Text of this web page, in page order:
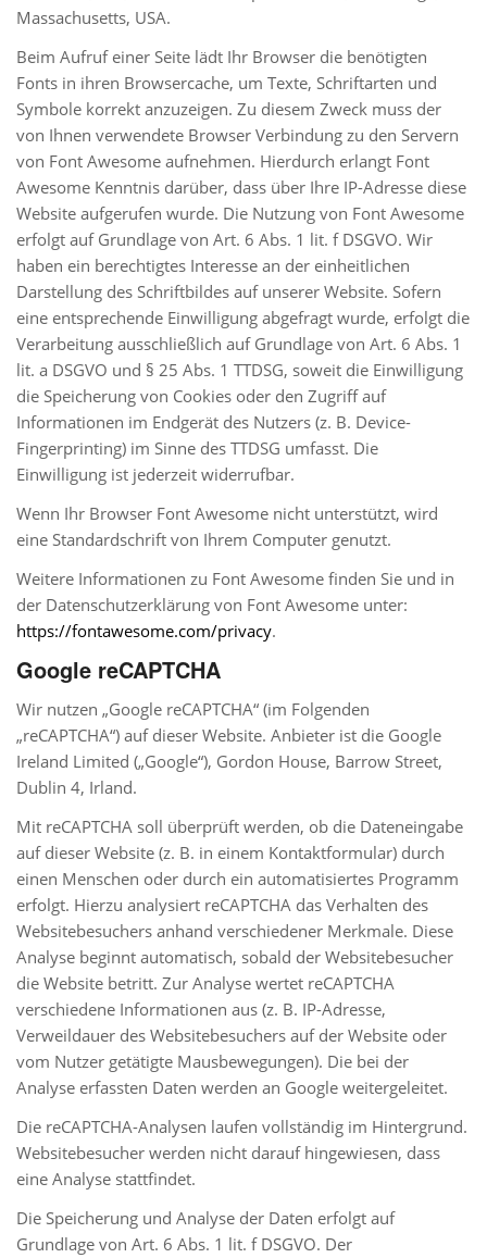
Massachusetts, USA.
Beim Aufruf einer Seite lädt Ihr Browser die benötigten
Fonts in ihren Browsercache, um Texte, Schriftarten und
Symbole korrekt anzuzeigen. Zu diesem Zweck muss der
von Ihnen verwendete Browser Verbindung zu den Servern
von Font Awesome aufnehmen. Hierdurch erlangt Font
Awesome Kenntnis darüber, dass über Ihre IP-Adresse diese
Website aufgerufen wurde. Die Nutzung von Font Awesome
erfolgt auf Grundlage von Art. 6 Abs. 1 lit. f DSGVO. Wir
haben ein berechtigtes Interesse an der einheitlichen
Darstellung des Schriftbildes auf unserer Website. Sofern
eine entsprechende Einwilligung abgefragt wurde, erfolgt die
Verarbeitung ausschließlich auf Grundlage von Art. 6 Abs. 1
lit. a DSGVO und § 25 Abs. 1 TTDSG, soweit die Einwilligung
die Speicherung von Cookies oder den Zugriff auf
Informationen im Endgerät des Nutzers (z. B. Device-
Fingerprinting) im Sinne des TTDSG umfasst. Die
Einwilligung ist jederzeit widerrufbar.
Wenn Ihr Browser Font Awesome nicht unterstützt, wird
eine Standardschrift von Ihrem Computer genutzt.
Weitere Informationen zu Font Awesome finden Sie und in
der Datenschutzerklärung von Font Awesome unter:
https://fontawesome.com/privacy.
Google reCAPTCHA
Wir nutzen „Google reCAPTCHA“ (im Folgenden
„reCAPTCHA“) auf dieser Website. Anbieter ist die Google
Ireland Limited („Google“), Gordon House, Barrow Street,
Dublin 4, Irland.
Mit reCAPTCHA soll überprüft werden, ob die Dateneingabe
auf dieser Website (z. B. in einem Kontaktformular) durch
einen Menschen oder durch ein automatisiertes Programm
erfolgt. Hierzu analysiert reCAPTCHA das Verhalten des
Websitebesuchers anhand verschiedener Merkmale. Diese
Analyse beginnt automatisch, sobald der Websitebesucher
die Website betritt. Zur Analyse wertet reCAPTCHA
verschiedene Informationen aus (z. B. IP-Adresse,
Verweildauer des Websitebesuchers auf der Website oder
vom Nutzer getätigte Mausbewegungen). Die bei der
Analyse erfassten Daten werden an Google weitergeleitet.
Die reCAPTCHA-Analysen laufen vollständig im Hintergrund.
Websitebesucher werden nicht darauf hingewiesen, dass
eine Analyse stattfindet.
Die Speicherung und Analyse der Daten erfolgt auf
Grundlage von Art. 6 Abs. 1 lit. f DSGVO. Der